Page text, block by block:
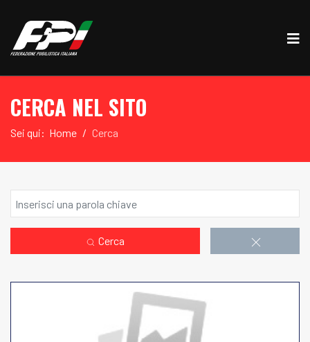
CERCA NEL SITO
Sei qui: Home Cerca
Cerca